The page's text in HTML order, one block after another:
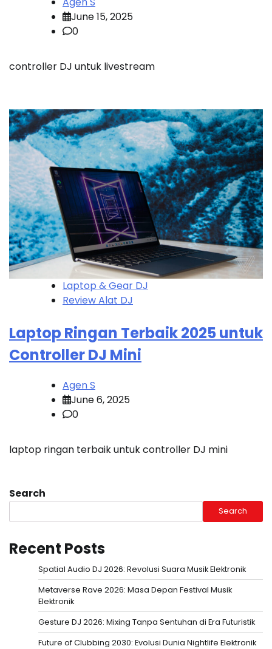
June 15, 2025
0
controller DJ untuk livestream
Laptop & Gear DJ
Review Alat DJ
Laptop Ringan Terbaik 2025 untuk
Controller DJ Mini
Agen S
June 6, 2025
0
laptop ringan terbaik untuk controller DJ mini
Search
Search
Recent Posts
Spatial Audio DJ 2026: Revolusi Suara Musik Elektronik
Metaverse Rave 2026: Masa Depan Festival Musik
Elektronik
Gesture DJ 2026: Mixing Tanpa Sentuhan di Era Futuristik
Future of Clubbing 2030: Evolusi Dunia Nightlife Elektronik